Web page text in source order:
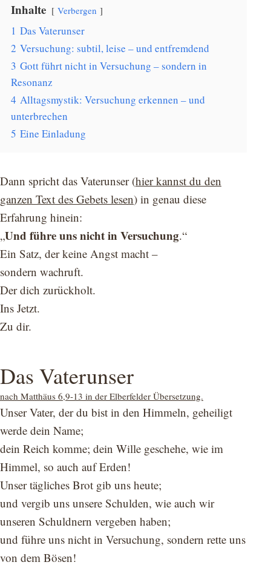
Inhalte Verbergen
1 Das Vaterunser
2 Versuchung: subtil, leise – und entfremdend
3 Gott führt nicht in Versuchung – sondern in
Resonanz
4 Alltagsmystik: Versuchung erkennen – und
unterbrechen
5 Eine Einladung
Dann spricht das Vaterunser (hier kannst du den
ganzen Text des Gebets lesen) in genau diese
Erfahrung hinein:
„Und führe uns nicht in Versuchung.“
Ein Satz, der keine Angst macht –
sondern wachruft.
Der dich zurückholt.
Ins Jetzt.
Zu dir.
Das Vaterunser
nach Matthäus 6,9-13 in der Elberfelder Übersetzung.
Unser Vater, der du bist in den Himmeln, geheiligt
werde dein Name;
dein Reich komme; dein Wille geschehe, wie im
Himmel, so auch auf Erden!
Unser tägliches Brot gib uns heute;
und vergib uns unsere Schulden, wie auch wir
unseren Schuldnern vergeben haben;
und führe uns nicht in Versuchung, sondern rette uns
von dem Bösen!